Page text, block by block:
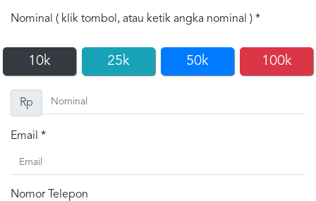
Nominal ( klik tombol, atau ketik angka nominal ) *
10k 25k 50k 100k
Rp
Email *
Nomor Telepon